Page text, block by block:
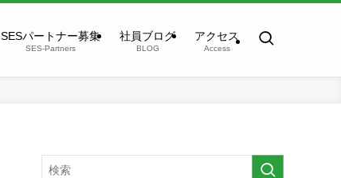
SESパートナー募集
SES-Partners
社員ブログ
BLOG
アクセス
Access